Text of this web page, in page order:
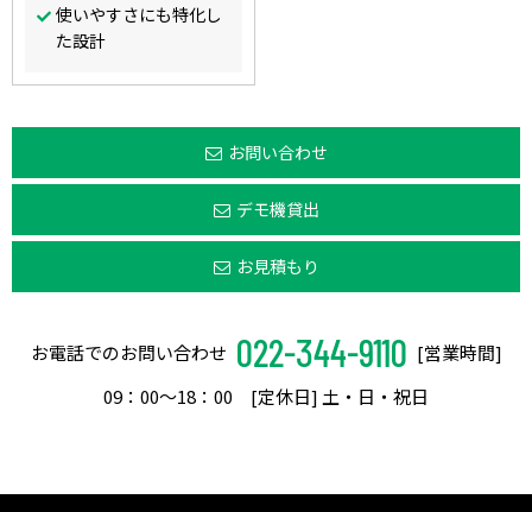
使いやすさにも特化し
た設計
お問い合わせ
デモ機貸出
お見積もり
お電話でのお問い合わせ 022-344-9110 [営業時間]
09：00〜18：00 [定休日] 土・日・祝日